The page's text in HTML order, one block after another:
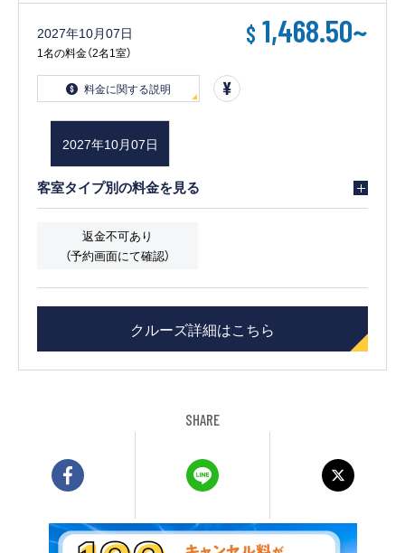
2027年10月07日
1名の料金（2名1室）
$ 1,468.50~
料金に関する説明
2027年10月07日
客室タイプ別の料金を見る
返金不可あり
（予約画面にて確認）
クルーズ詳細はこちら
SHARE